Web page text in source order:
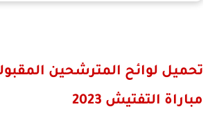
تحميل لوائح المترشحين
مباراة التفتيش 2023